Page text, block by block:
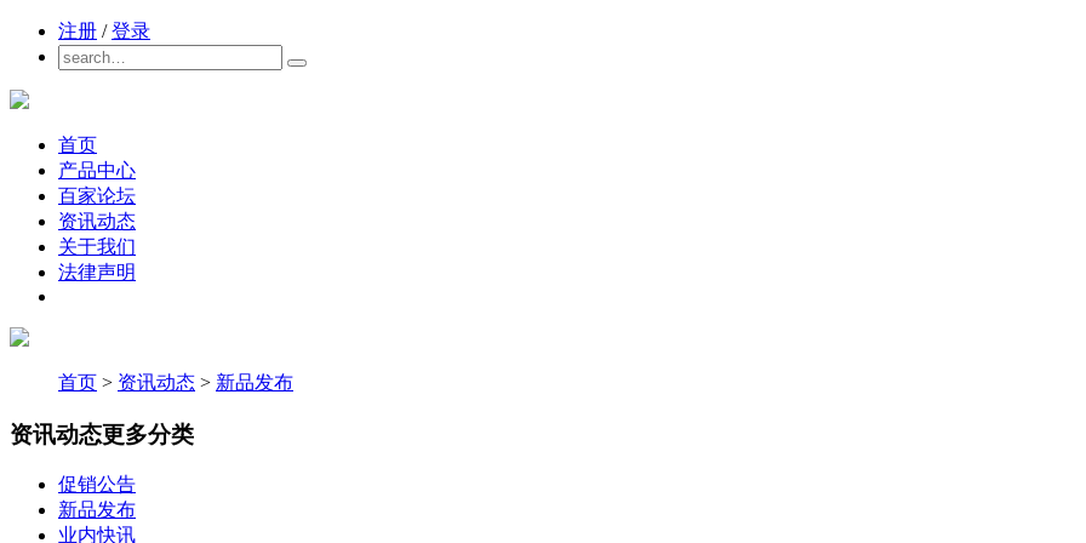
注册 / 登录
首页
产品中心
百家论坛
资讯动态
关于我们
法律声明
首页 > 资讯动态 > 新品发布
资讯动态更多分类
促销公告
新品发布
业内快讯